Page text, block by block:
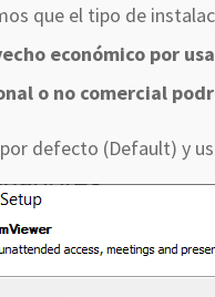
que el tipo de
económico por
o no comercial
defecto (Default) y